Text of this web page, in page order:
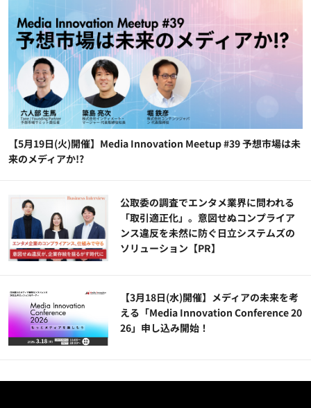
【5月19日(火)開催】Media Innovation Meetup #39 予想市場は未
来のメディアか!?
公​​取委の調査でエンタメ業界に問われる
「取引適正化」。意図せぬコンプライア
ンス違反を未然に防ぐ日立システムズの
ソリューション​【PR】
【3月18日(水)開催】メディアの未来を考
える「Media Innovation Conference 20
26」申し込み開始！